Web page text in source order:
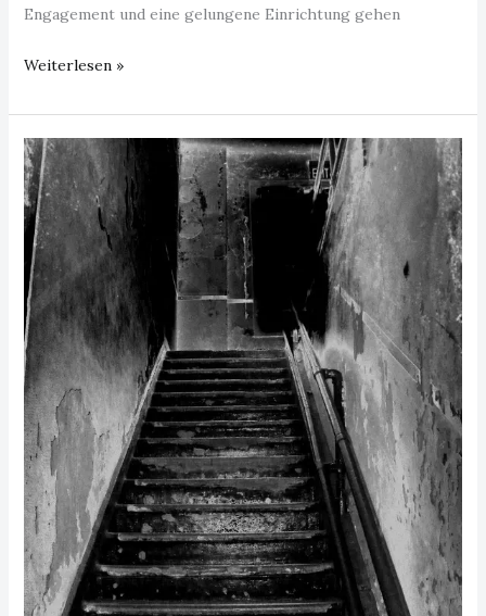
Engagement und eine gelungene Einrichtung gehen
Weiterlesen »
Treppenrenovierung
Hamburg